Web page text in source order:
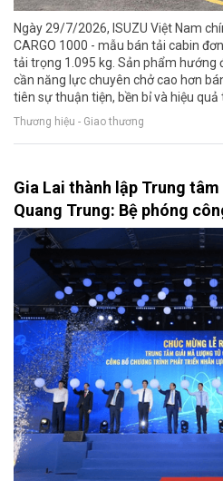
Ngày 29/7/2026, ISUZU Việt Nam
CARGO 1000 - mẫu bán tải cabin
tải trọng 1.095 kg. Sản phẩm hướng
cần năng lực chuyên chở cao hơn
tiên sự thuận tiện, bền bỉ và hiệu
Thương hiệu - Giao thương
Gia Lai thành lập Trung
Quang Trung: Bệ phóng